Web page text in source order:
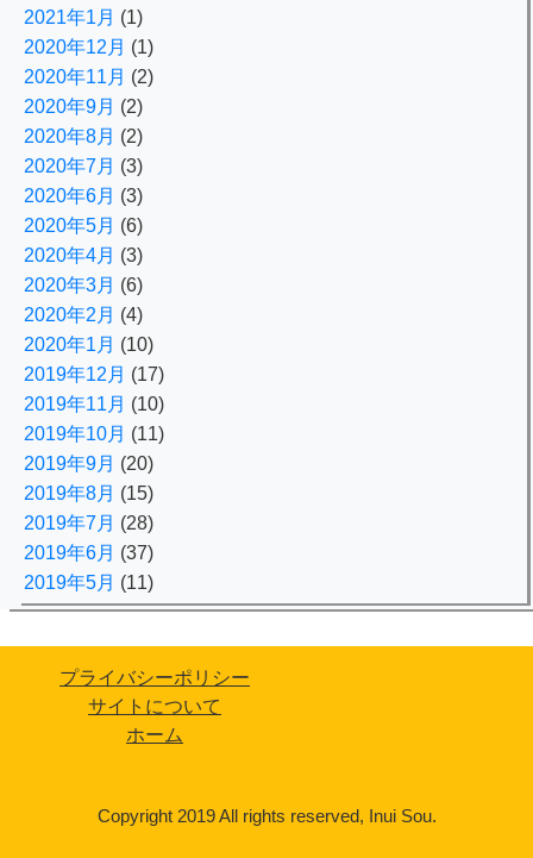
2021年1月 (1)
2020年12月 (1)
2020年11月 (2)
2020年9月 (2)
2020年8月 (2)
2020年7月 (3)
2020年6月 (3)
2020年5月 (6)
2020年4月 (3)
2020年3月 (6)
2020年2月 (4)
2020年1月 (10)
2019年12月 (17)
2019年11月 (10)
2019年10月 (11)
2019年9月 (20)
2019年8月 (15)
2019年7月 (28)
2019年6月 (37)
2019年5月 (11)
プライバシーポリシー
サイトについて
ホーム
Copyright 2019 All rights reserved, Inui Sou.